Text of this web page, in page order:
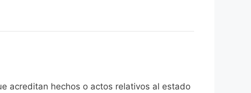
acreditan hechos o actos relativos al estado